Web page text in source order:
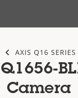
AXIS Q16 SERIES
Camera